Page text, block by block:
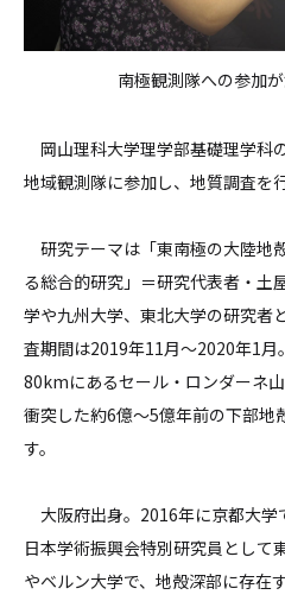
南極観測隊への参加
岡山理科大学理学部基礎理学科
地域観測隊に参加し、地質調査を
研究テーマは「東南極の大陸地
る総合的研究」＝研究代表者・土
学や九州大学、東北大学の研究者
査期間は2019年11月～2020年1
80kmにあるセール・ロンダーネ
衝突した約6億～5億年前の下部地
す。
大阪府出身。2016年に京都大学
日本学術振興会特別研究員として
やベルン大学で、地殻深部に存在